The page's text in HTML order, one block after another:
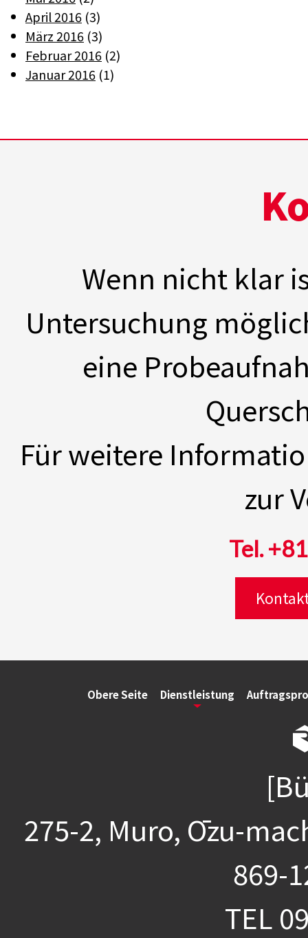
April 2016 (3)
März 2016 (3)
Februar 2016 (2)
Januar 2016 (1)
Wenn nicht klar
Untersuchung
eine
Für weitere
zur
Tel.
Obere Seite Dienstleistung
275-2, Muro, Ōzu-
869-
TEL